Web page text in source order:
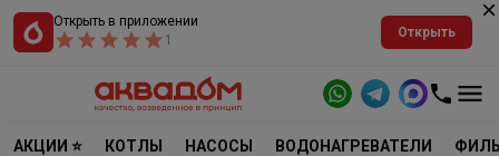
Открыть в приложении
1
Открыть
АКЦИИ ⭐ КОТЛЫ НАСОСЫ ВОДОНАГРЕВАТЕЛИ